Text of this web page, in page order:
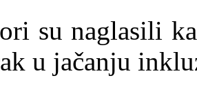
su naglasili
u jačanju